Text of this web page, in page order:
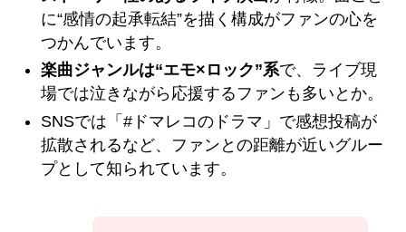
に“感情の起承転結”を描く構成がファンの心を
つかんでいます。
楽曲ジャンルは“エモ×ロック”系で、ライブ現
場では泣きながら応援するファンも多いとか。
SNSでは「#ドマレコのドラマ」で感想投稿が
拡散されるなど、ファンとの距離が近いグルー
プとして知られています。